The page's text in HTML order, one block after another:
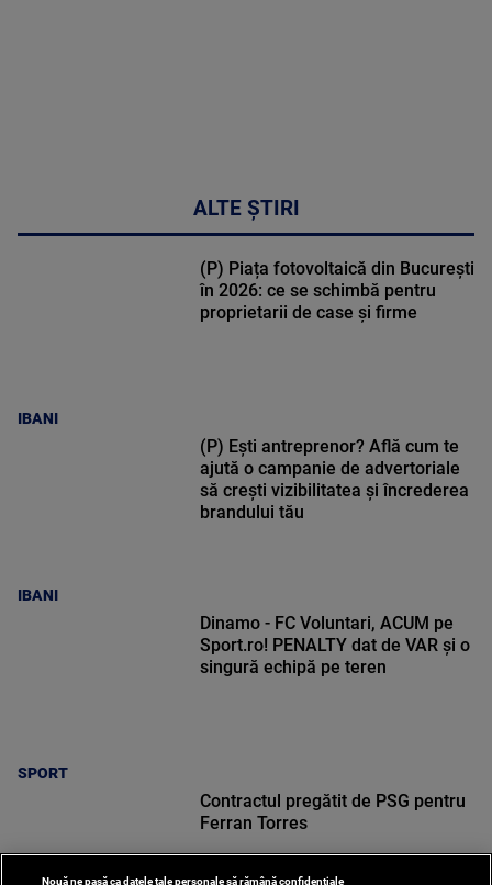
ALTE ȘTIRI
IBANI
(P) Piața fotovoltaică din București
în 2026: ce se schimbă pentru
proprietarii de case și firme
IBANI
(P) Ești antreprenor? Află cum te
ajută o campanie de advertoriale
să crești vizibilitatea și încrederea
brandului tău
SPORT
Dinamo - FC Voluntari, ACUM pe
Sport.ro! PENALTY dat de VAR și o
singură echipă pe teren
Contractul pregătit de PSG pentru
Ferran Torres
Nouă ne pasă ca datele tale personale să rămână confidențiale